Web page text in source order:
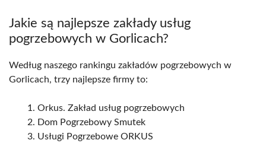
Jakie są najlepsze zakłady usług
pogrzebowych w Gorlicach?
Według naszego rankingu zakładów pogrzebowych w
Gorlicach, trzy najlepsze firmy to:
Orkus. Zakład usług pogrzebowych
Dom Pogrzebowy Smutek
Usługi Pogrzebowe ORKUS